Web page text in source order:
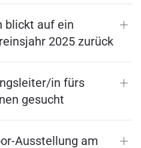
blickt auf ein
2025 zurück
in fürs
gesucht
Ausstellung am